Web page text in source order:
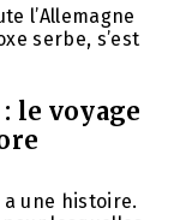
l’Allemagne
serbe, s’est
le voyage
a une histoire.